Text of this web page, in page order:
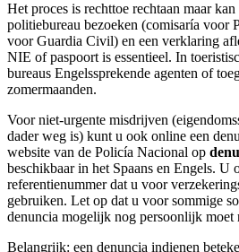
Het proces is rechttoe rechtaan maar
politiebureau bezoeken (comisaría voor
voor Guardia Civil) en een verklaring
NIE of paspoort is essentieel. In
bureaus Engelssprekende agenten of
zomermaanden.
Voor niet-urgente misdrijven
dader weg is) kunt u ook online een
website van de Policía Nacional op
beschikbaar in het Spaans en Engels. U
referentienummer dat u voor
gebruiken. Let op dat u voor sommige
denuncia mogelijk nog persoonlijk moet
Belangrijk: een denuncia indienen